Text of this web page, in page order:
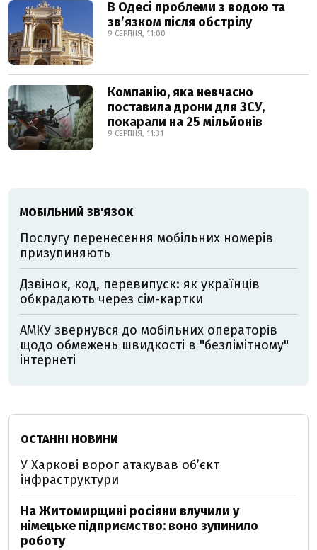
В Одесі проблеми з водою та
звʼязком після обстрілу
9 СЕРПНЯ, 11:00
Компанію, яка невчасно
поставила дрони для ЗСУ,
покарали на 25 мільйонів
9 СЕРПНЯ, 11:31
МОБІЛЬНИЙ ЗВ'ЯЗОК
Послугу перенесення мобільних номерів
призупиняють
Дзвінок, код, перевипуск: як українців
обкрадають через сім-картки
АМКУ звернувся до мобільних операторів
щодо обмежень швидкості в "безлімітному"
інтернеті
ОСТАННІ НОВИНИ
У Харкові ворог атакував обʼєкт
інфраструктури
На Житомирщині росіяни влучили у
німецьке підприємство: воно зупинило
роботу